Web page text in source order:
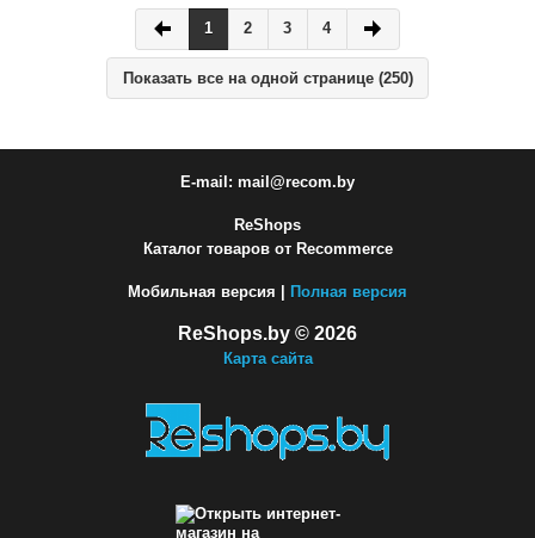
1 2 3 4
Показать все на одной странице (250)
E-mail: mail@recom.by
ReShops
Каталог товаров от Recommerce
Мобильная версия | Полная версия
ReShops.by © 2026
Карта сайта